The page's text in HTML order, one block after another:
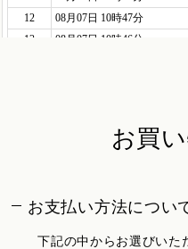
お買
お支払い方法につい
下記の中からお選びいた